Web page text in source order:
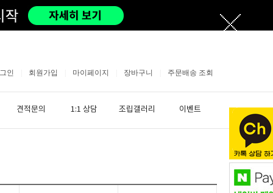
인 회원가입 마이페이지 장바구니 주문배송 조회
견적문의 1:1 상담 조립갤러리 이벤트